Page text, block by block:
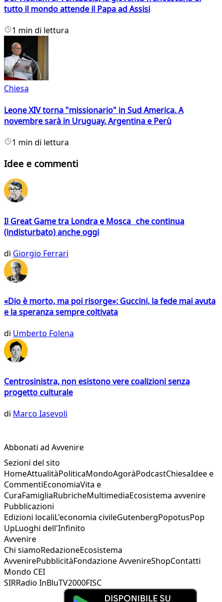
tutto il mondo attende il Papa ad Assisi
1 min di lettura
Chiesa
Leone XIV torna "missionario" in Sud America. A
novembre sarà in Uruguay, Argentina e Perù
1 min di lettura
Idee e commenti
Il Great Game tra Londra e Mosca che continua
(indisturbato) anche oggi
di Giorgio Ferrari
«Dio è morto, ma poi risorge»: Guccini, la fede mai avuta
e la speranza sempre coltivata
di Umberto Folena
Centrosinistra, non esistono vere coalizioni senza
progetto culturale
di Marco Iasevoli
Abbonati ad Avvenire
Sezioni del sito
HomeAttualitàPoliticaMondoAgoràPodcastChiesaIdee e
CommentiEconomiaVita e
CuraFamigliaRubricheMultimediaEcosistema avvenire
Pubblicazioni
Edizioni localiL'economia civileGutenbergPopotusPop
UpLuoghi dell'Infinito
Avvenire
Chi siamoRedazioneEcosistema
AvvenirePubblicitàFondazione AvvenireShopContatti
Mondo CEI
SIRRadio InBluTV2000FISC